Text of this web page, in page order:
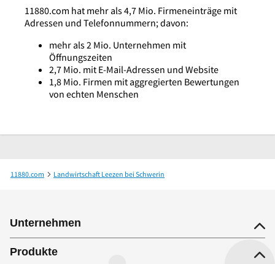
11880.com hat mehr als 4,7 Mio. Firmeneinträge mit
Adressen und Telefonnummern; davon:
mehr als 2 Mio. Unternehmen mit
Öffnungszeiten
2,7 Mio. mit E-Mail-Adressen und Website
1,8 Mio. Firmen mit aggregierten Bewertungen
von echten Menschen
11880.com
Landwirtschaft Leezen bei Schwerin
Unternehmen
Produkte